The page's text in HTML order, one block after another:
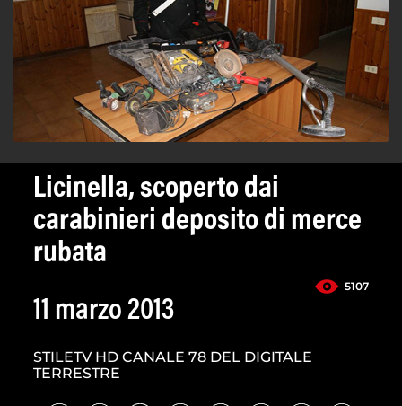
Licinella, scoperto dai
carabinieri deposito di merce
rubata
5107
11 marzo 2013
STILETV HD CANALE 78 DEL DIGITALE
TERRESTRE